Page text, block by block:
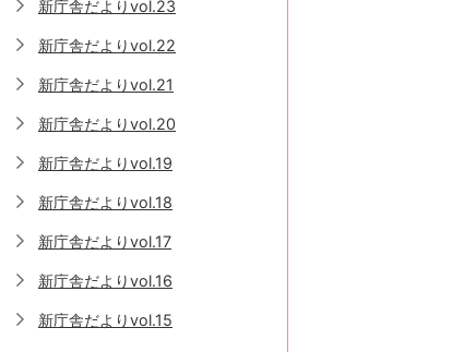
新庁舎だよりvol.23
新庁舎だよりvol.22
新庁舎だよりvol.21
新庁舎だよりvol.20
新庁舎だよりvol.19
新庁舎だよりvol.18
新庁舎だよりvol.17
新庁舎だよりvol.16
新庁舎だよりvol.15